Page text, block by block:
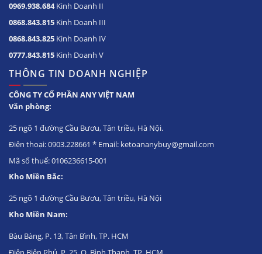
0969.938.684Kinh Doanh II
0868.843.815 Kinh Doanh III
0868.843.825 Kinh Doanh IV
0777.843.815 Kinh Doanh V
THÔNG TIN DOANH NGHIỆP
CÔNG TY CỔ PHẦN ANY VIỆT NAM
Văn phòng:
25 ngõ 1 đường Cầu Bươu, Tân triều, Hà Nội.
Điện thoại: 0903.228661 * Email: ketoananybuy@gmail.com
Mã số thuế: 0106236615-001
Kho Miền Bắc:
25 ngõ 1 đường Cầu Bươu, Tân triều, Hà Nội
Kho Miền Nam:
Bàu Bàng, P. 13, Tân Bình, TP. HCM